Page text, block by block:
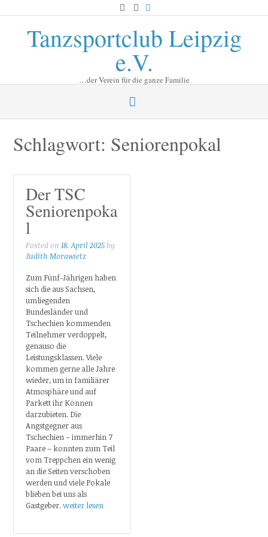
to
Tanzsportclub Leipzig
e.V.
…der Verein für die ganze Familie
Schlagwort: Seniorenpokal
Der TSC
Seniorenpoka
l
Posted on18. April 2025 by
Judith Morawietz
Zum Fünf-Jährigen haben
sich die aus Sachsen,
umliegenden
Bundesländer und
Tschechien kommenden
Teilnehmer verdoppelt,
genauso die
Leistungsklassen. Viele
kommen gerne alle Jahre
wieder, um in familiärer
Atmosphäre und auf
Parkett ihr Können
darzubieten. Die
Angstgegner aus
Tschechien – immerhin 7
Paare – konnten zum Teil
vom Treppchen ein wenig
an die Seiten verschoben
werden und viele Pokale
blieben bei uns als
Gastgeber.weiter lesen